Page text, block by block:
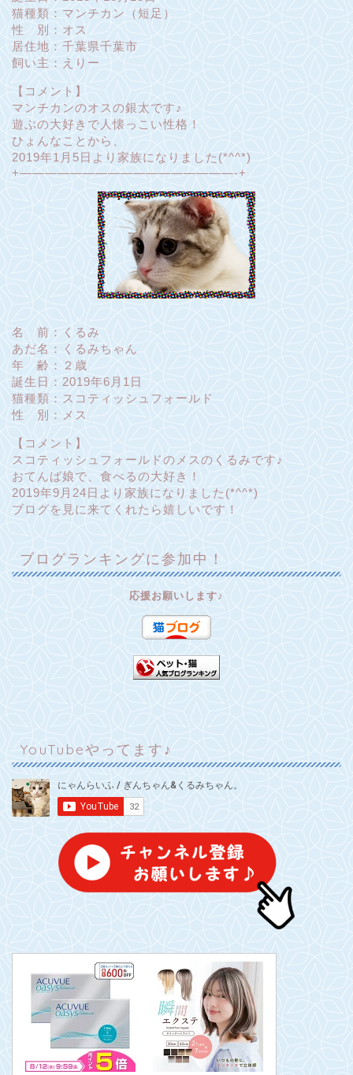
猫種類：マンチカン（短足）
性 別：オス
居住地：千葉県千葉市
飼い主：えりー
【コメント】
マンチカンのオスの銀太です♪
遊ぶの大好きで人懐っこい性格！
ひょんなことから、
2019年1月5日より家族になりました(*^^*)
+—————————————————-+
名 前：くるみ
あだ名：くるみちゃん
年 齢：２歳
誕生日：2019年6月1日
猫種類：スコティッシュフォールド
性 別：メス
【コメント】
スコティッシュフォールドのメスのくるみです♪
おてんば娘で、食べるの大好き！
2019年9月24日より家族になりました(*^^*)
ブログを見に来てくれたら嬉しいです！
ブログランキングに参加中！
応援お願いします♪
YouTubeやってます♪